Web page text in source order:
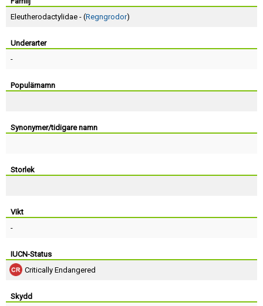
Eleutherodactylidae - (Regngrodor)
Underarter
-
Populärnamn
Synonymer/tidigare namn
Storlek
Vikt
-
IUCN-Status
Critically Endangered
Skydd